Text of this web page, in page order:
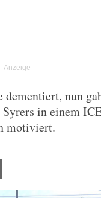
dementiert, nun
in einem
motiviert.